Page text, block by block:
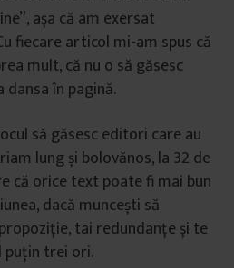
așa că am exersat
fiecare articol mi-am spus că
mult, că nu o să găsesc
în pagină.
să găsesc editori care au
lung și bolovănos, la 32 de
că orice text poate fi mai bun
dacă muncești să
tai redundanțe și te
puțin trei ori.